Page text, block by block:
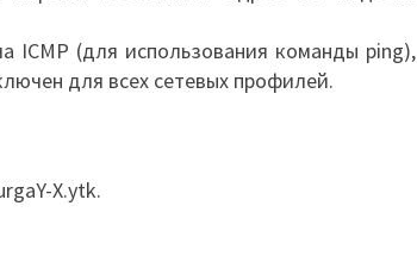
ICMP (для использования команды ping),
для всех сетевых профилей.
X.ytk.